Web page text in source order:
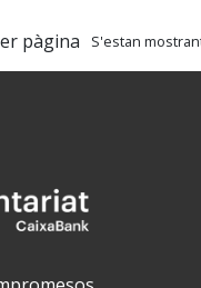
pàgina S'estan